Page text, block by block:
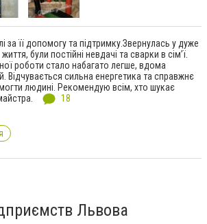
її допомогу та підтримку.Звернулась у дуже
були постійні невдачі та сварки в сім’ї.
роботи стало набагато легше, вдома
Відчувається сильна енергетика та справжнє
людині. Рекомендую всім, хто шукає
18
Львова